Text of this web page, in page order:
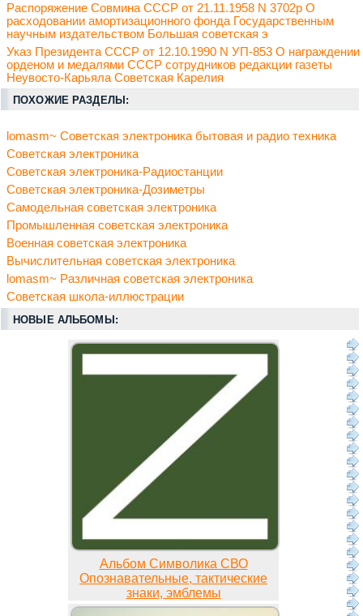
Распоряжение Совмина СССР от 21.11.1958 N 3702р О
расходовании амортизационного фонда Государственным
научным издательством Большая советская э
Указ Президента СССР от 12.10.1990 N УП-853 О награждении
орденом и медалями СССР сотрудников редакции газеты
Неувосто-Карьяла Советская Карелия
ПОХОЖИЕ РАЗДЕЛЫ:
lomasm~ Советская электроника бытовая и радио техника
Советская электроника
Советская электроника-Радиостанции
Советская электроника-Дозиметры
Самодельная советская электроника
Промышленная советская электроника
Военная советская электроника
Вычислительная советская электроника
lomasm~ Различная советская электроника
Советская школа-иллюстрации
НОВЫЕ АЛЬБОМЫ:
Альбом Символика СВО
Опознавательные, тактические
знаки, эмблемы